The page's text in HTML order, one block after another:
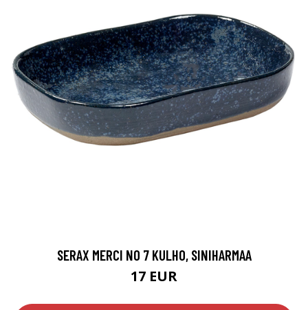
SERAX MERCI NO 7 KULHO, SINIHARMAA
17 EUR